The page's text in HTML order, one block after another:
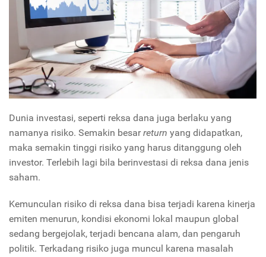
Dunia investasi, seperti reksa dana juga berlaku yang
namanya risiko. Semakin besar return yang didapatkan,
maka semakin tinggi risiko yang harus ditanggung oleh
investor. Terlebih lagi bila berinvestasi di reksa dana jenis
saham.
Kemunculan risiko di reksa dana bisa terjadi karena kinerja
emiten menurun, kondisi ekonomi lokal maupun global
sedang bergejolak, terjadi bencana alam, dan pengaruh
politik. Terkadang risiko juga muncul karena masalah